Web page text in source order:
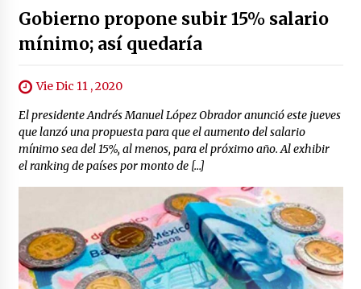
Gobierno propone subir 15% salario
mínimo; así quedaría
Vie Dic 11 , 2020
El presidente Andrés Manuel López Obrador anunció este jueves
que lanzó una propuesta para que el aumento del salario
mínimo sea del 15%, al menos, para el próximo año. Al exhibir
el ranking de países por monto de […]